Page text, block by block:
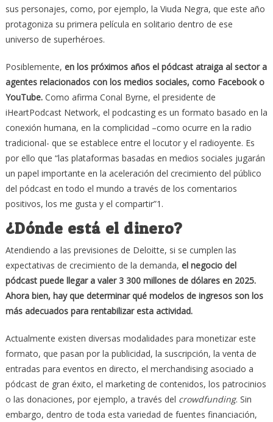
sus personajes, como, por ejemplo, la Viuda Negra, que este año
protagoniza su primera película en solitario dentro de ese
universo de superhéroes.
Posiblemente, en los próximos años el pódcast atraiga al sector a
agentes relacionados con los medios sociales, como Facebook o
YouTube.Como afirma Conal Byrne, el presidente de
iHeartPodcast Network, el podcasting es un formato basado en la
conexión humana, en la complicidad –como ocurre en la radio
tradicional- que se establece entre el locutor y el radioyente. Es
por ello que “las plataformas basadas en medios sociales jugarán
un papel importante en la aceleración del crecimiento del público
del pódcast en todo el mundo a través de los comentarios
positivos, los me gusta y el compartir”1.
¿Dónde está el dinero?
Atendiendo a las previsiones de Deloitte, si se cumplen las
expectativas de crecimiento de la demanda, el negocio del
pódcast puede llegar a valer 3 300 millones de dólares en 2025.
Ahora bien, hay que determinar qué modelos de ingresos son los
más adecuados para rentabilizar esta actividad.
Actualmente existen diversas modalidades para monetizar este
formato, que pasan por la publicidad, la suscripción, la venta de
entradas para eventos en directo, el merchandising asociado a
pódcast de gran éxito, el marketing de contenidos, los patrocinios
o las donaciones, por ejemplo, a través del crowdfunding. Sin
embargo, dentro de toda esta variedad de fuentes financiación,